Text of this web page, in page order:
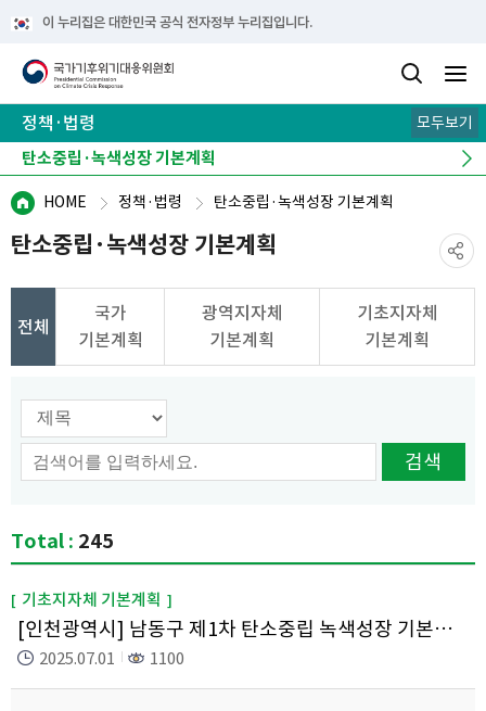
이 누리집은 대한민국 공식 전자정부 누리집입니다.
정책·법령
2050탄소중립추진전략
국가온실가스감축 목표(NDC)
탄소중립·녹색성장 기본계획
정책·법령 더보기
모두보기
HOME 정책·법령 탄소중립·녹색성장 기본계획
탄소중립·녹색성장 기본계획
전체
국가
기본계획
광역지자체
기본계획
기초지자체
기본계획
검색 옵션선택
검색
Total : 245
기초지자체 기본계획
[인천광역시] 남동구 제1차 탄소중립 녹색성장 기본계획
2025.07.01 1100